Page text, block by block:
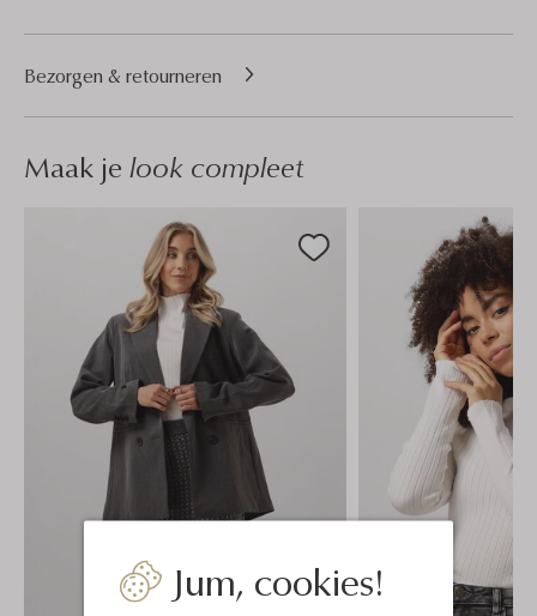
Jum, cookies!
Bezorgen & retourneren
Maak je look compleet